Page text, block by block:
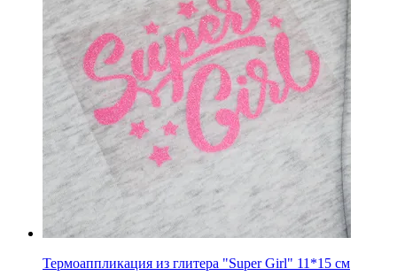
Термоаппликация из глитера "Super Girl" 11*15 см